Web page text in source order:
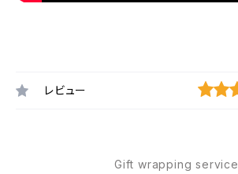
レビュー
Gift wrapping service